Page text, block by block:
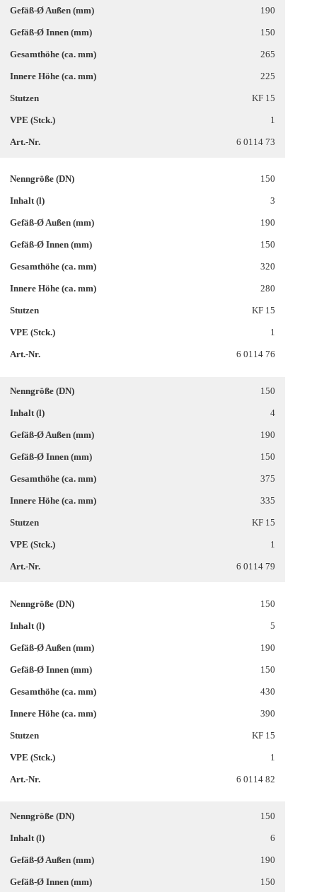
190
150
265
225
KF 15
1
6 0114 73
150
3
190
150
320
280
KF 15
1
6 0114 76
150
4
190
150
375
335
KF 15
1
6 0114 79
150
5
190
150
430
390
KF 15
1
6 0114 82
150
6
190
150